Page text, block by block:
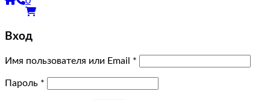
Вход
Имя пользователя или Email *
Пароль *